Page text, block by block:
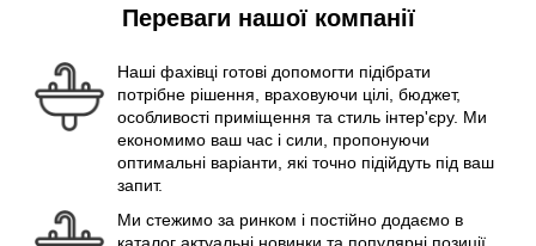
Переваги нашої компанії
Наші фахівці готові допомогти підібрати
потрібне рішення, враховуючи цілі, бюджет,
особливості приміщення та стиль інтер'єру. Ми
економимо ваш час і сили, пропонуючи
оптимальні варіанти, які точно підійдуть під ваш
запит.
Ми стежимо за ринком і постійно додаємо в